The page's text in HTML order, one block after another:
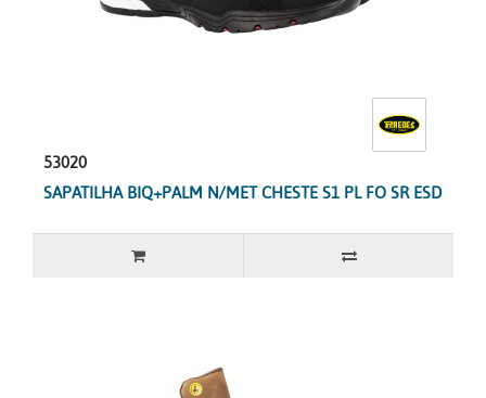
53020
SAPATILHA BIQ+PALM N/MET CHESTE S1 PL FO SR ESD